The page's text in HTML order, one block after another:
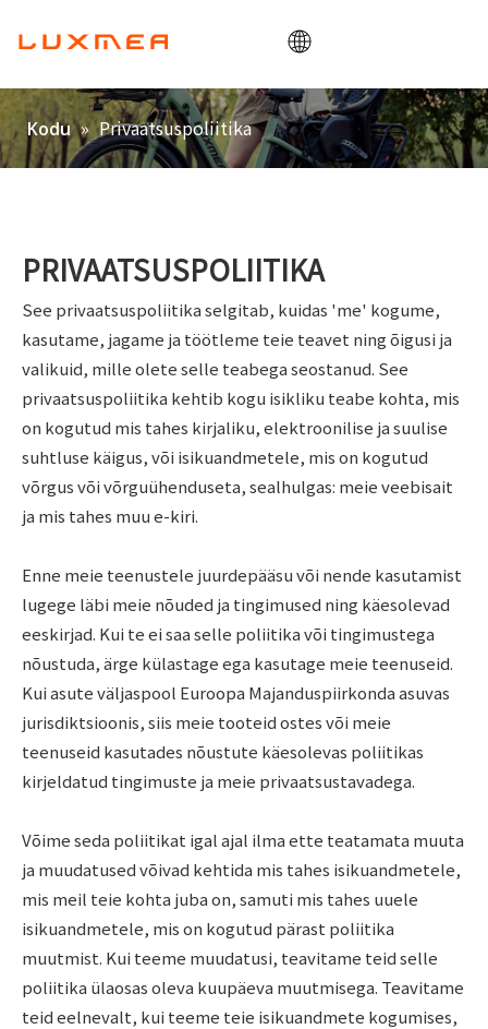
Kodu
Ettevõte
ODM/OEM
Blogi
Võtke ühendust
Kodu » Privaatsuspoliitika
PRIVAATSUSPOLIITIKA
See privaatsuspoliitika selgitab, kuidas 'me' kogume,
kasutame, jagame ja töötleme teie teavet ning õigusi ja
valikuid, mille olete selle teabega seostanud. See
privaatsuspoliitika kehtib kogu isikliku teabe kohta, mis
on kogutud mis tahes kirjaliku, elektroonilise ja suulise
suhtluse käigus, või isikuandmetele, mis on kogutud
võrgus või võrguühenduseta, sealhulgas: meie veebisait
ja mis tahes muu e-kiri.
Enne meie teenustele juurdepääsu või nende kasutamist
lugege läbi meie nõuded ja tingimused ning käesolevad
eeskirjad. Kui te ei saa selle poliitika või tingimustega
nõustuda, ärge külastage ega kasutage meie teenuseid.
Kui asute väljaspool Euroopa Majanduspiirkonda asuvas
jurisdiktsioonis, siis meie tooteid ostes või meie
teenuseid kasutades nõustute käesolevas poliitikas
kirjeldatud tingimuste ja meie privaatsustavadega.
Võime seda poliitikat igal ajal ilma ette teatamata muuta
ja muudatused võivad kehtida mis tahes isikuandmetele,
mis meil teie kohta juba on, samuti mis tahes uuele
isikuandmetele, mis on kogutud pärast poliitika
muutmist. Kui teeme muudatusi, teavitame teid selle
poliitika ülaosas oleva kuupäeva muutmisega. Teavitame
teid eelnevalt, kui teeme teie isikuandmete kogumises,